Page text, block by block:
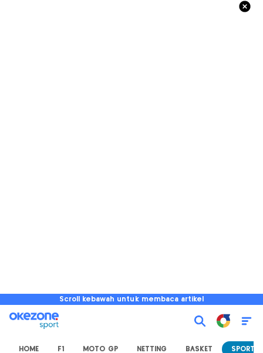
Scroll kebawah untuk membaca artikel
HOME F1 MOTO GP NETTING BASKET SPORT